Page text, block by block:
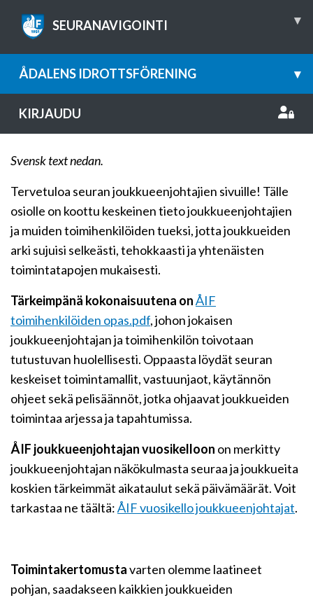
SEURANAVIGOINTI ▾
ÅDALENS IDROTTSFÖRENING ▾
KIRJAUDU
Svensk text nedan.
Tervetuloa seuran joukkueenjohtajien sivuille! Tälle
osiolle on koottu keskeinen tieto joukkueenjohtajien
ja muiden toimihenkilöiden tueksi, jotta joukkueiden
arki sujuisi selkeästi, tehokkaasti ja yhtenäisten
toimintatapojen mukaisesti.
Tärkeimpänä kokonaisuutena onÅIF
toimihenkilöiden opas.pdf, johon jokaisen
joukkueenjohtajan ja toimihenkilön toivotaan
tutustuvan huolellisesti. Oppaasta löydät seuran
keskeiset toimintamallit, vastuunjaot, käytännön
ohjeet sekä pelisäännöt, jotka ohjaavat joukkueiden
toimintaa arjessa ja tapahtumissa.
ÅIF joukkueenjohtajan vuosikelloon on merkitty
joukkueenjohtajan näkökulmasta seuraa ja joukkueita
koskien tärkeimmät aikataulut sekä päivämäärät. Voit
tarkastaa ne täältä:ÅIF vuosikello joukkueenjohtajat.
Toimintakertomustavarten olemme laatineet
pohjan, saadakseen kaikkien joukkueiden